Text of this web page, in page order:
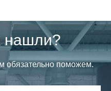
нашли?
обязательно поможем.